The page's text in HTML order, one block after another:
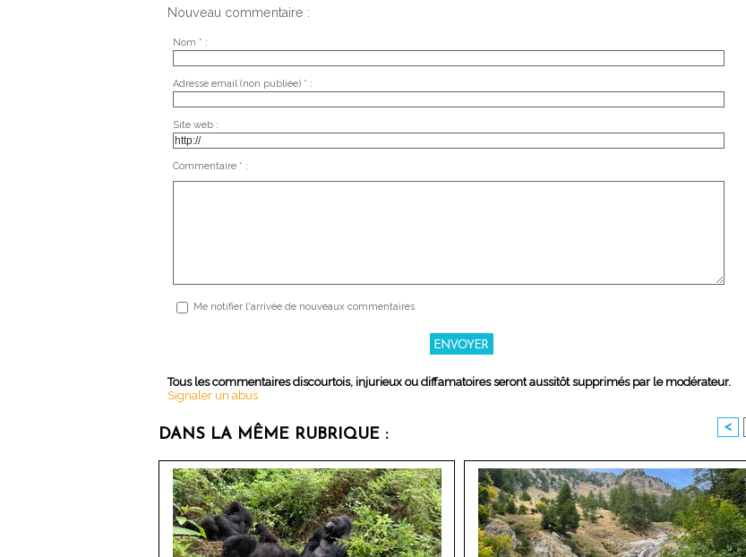
Nouveau commentaire :
Nom * :
Adresse email (non publiée) * :
Site web :
Commentaire * :
Me notifier l'arrivée de nouveaux commentaires
Tous les commentaires discourtois, injurieux ou diffamatoires seront aussitôt supprimés par le modérateur.
Signaler un abus
DANS LA MÊME RUBRIQUE : <